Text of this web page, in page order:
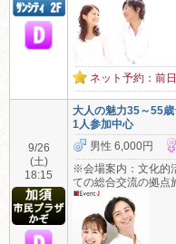
ネット予約：前
9/26
(土)
18:15
大人の魅力35～55
1人参加中心
男性 6,000円
※会場案内：文化的
ての総合交流の拠点